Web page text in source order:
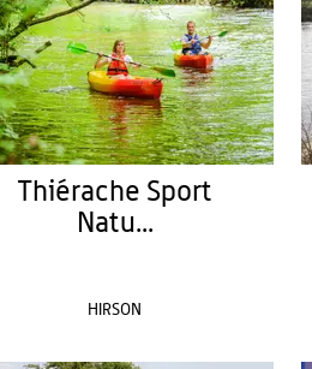
Thiérache Sport
Natu...
HIRSON